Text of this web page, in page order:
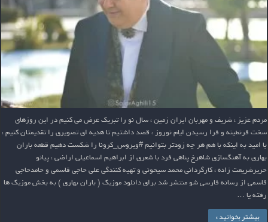
مردم عزیز ، شریف و مهربان ایران زمین ، سال نو را تبریک عرض می کنیم در این روزهای
سخت قرنطینه و فرا رسیدن ایام نوروز ، قصد داشتیم تا هدیه ای تصویری را تقدیمتان کنیم ،
با امید به اینکه با هم هر چه زودتر بتوانیم #ویروس_کرونا را شکست دهیم قطعه باران
بهاری به آهنگسازی شاهرخ پناهی فرد با شعری از ابراهیم اسماعیلی اراضی ، پیانو
حریرشریعت زاده ، کارگردانی محمد سیحونی و تهیه کنندگی علی حاجی قاسمی و حامدحاجی
قاسمی از رسانه فارسی شو منتشر شد برای دانلود موزیک ( باران بهاری ) به بخش موزیک ها
رفته یا …
بیشتر بخوانید »